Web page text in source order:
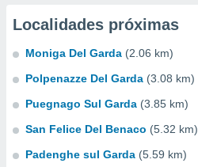
Localidades próximas
Moniga Del Garda (2.06 km)
Polpenazze Del Garda (3.08 km)
Puegnago Sul Garda (3.85 km)
San Felice Del Benaco (5.32 km)
Padenghe sul Garda (5.59 km)